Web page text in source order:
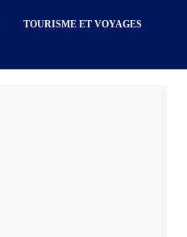
TOURISME ET VOYAGES